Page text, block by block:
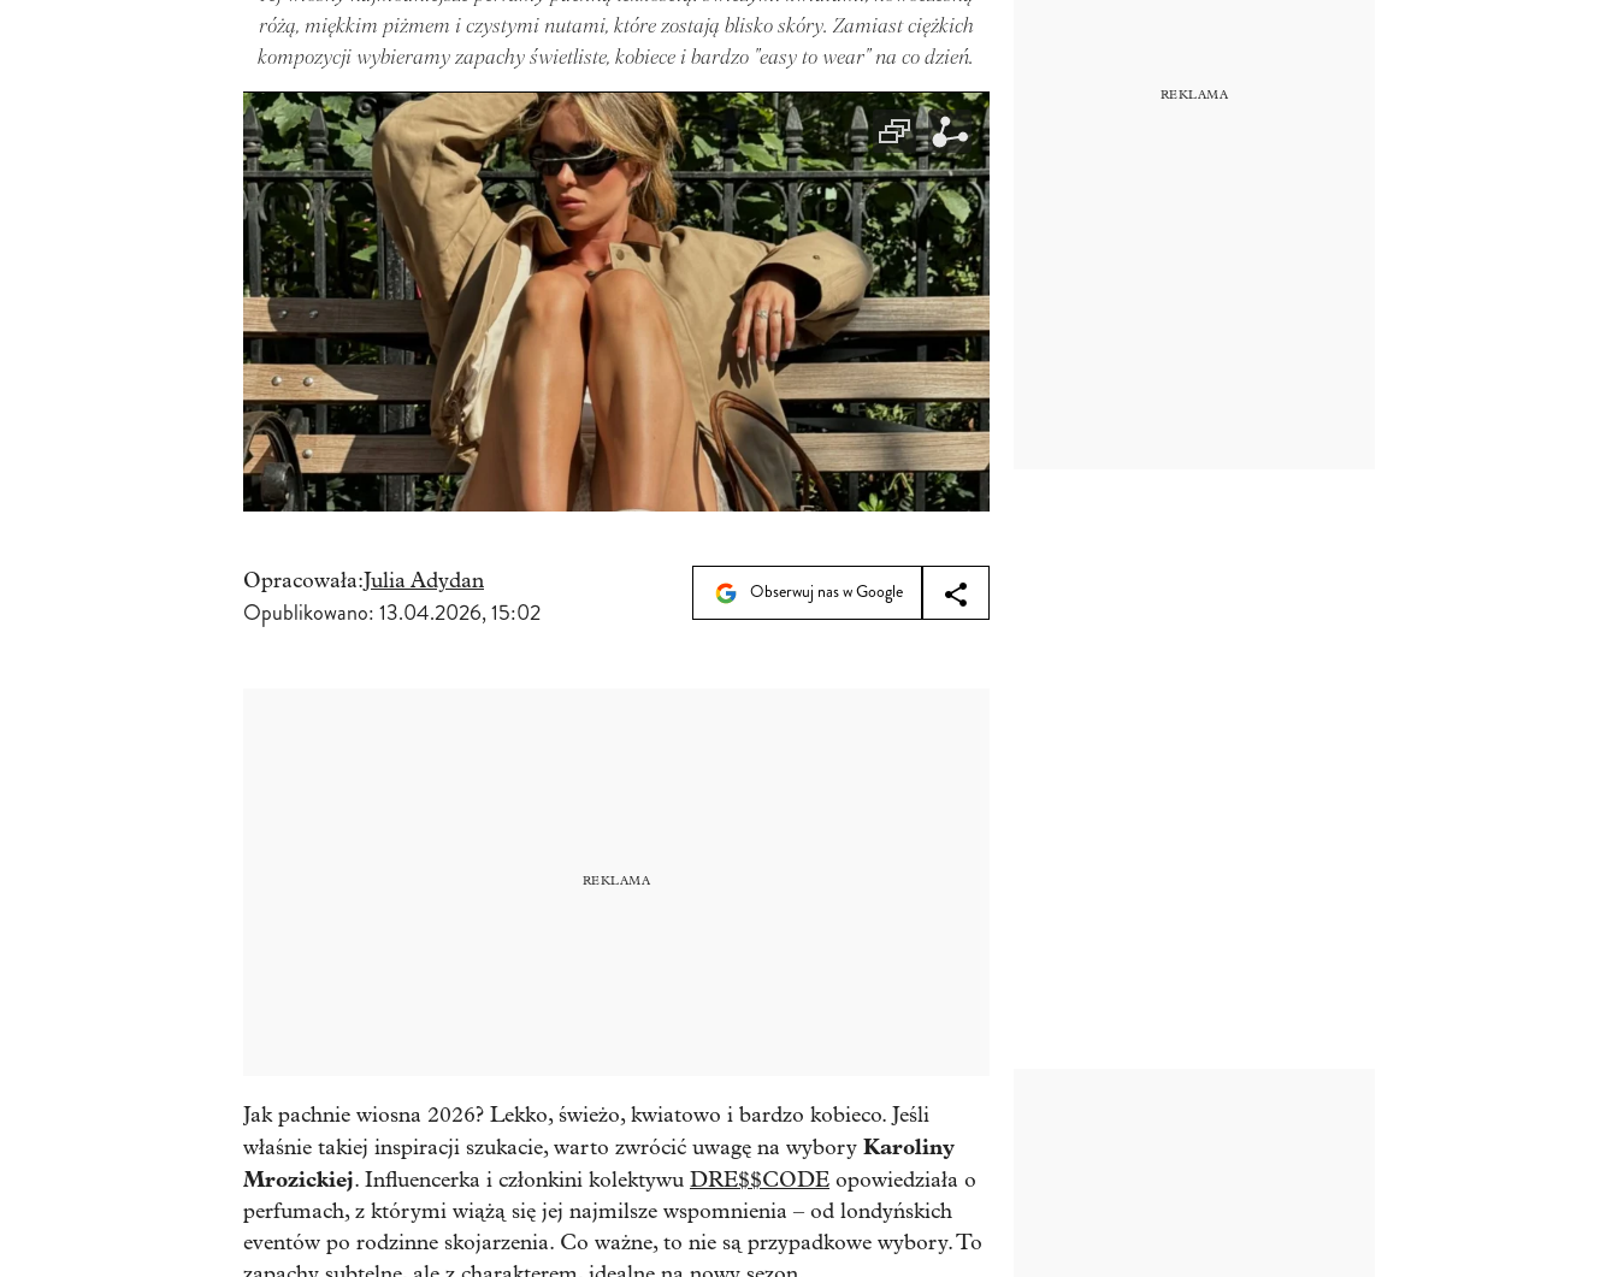
różą, miękkim piżmem i czystymi nutami, które zostają blisko skóry. Zamiast ciężkich
kompozycji wybieramy zapachy świetliste, kobiece i bardzo "easy to wear" na co dzień.
Opracowała:Julia Adydan
Opublikowano:13.04.2026, 15:02
Obserwuj nas w Google
Jak pachnie wiosna 2026? Lekko, świeżo, kwiatowo i bardzo kobieco. Jeśli
właśnie takiej inspiracji szukacie, warto zwrócić uwagę na wybory Karoliny
Mrozickiej. Influencerka i członkini kolektywu DRE$$CODE opowiedziała o
perfumach, z którymi wiążą się jej najmilsze wspomnienia – od londyńskich
eventów po rodzinne skojarzenia. Co ważne, to nie są przypadkowe wybory. To